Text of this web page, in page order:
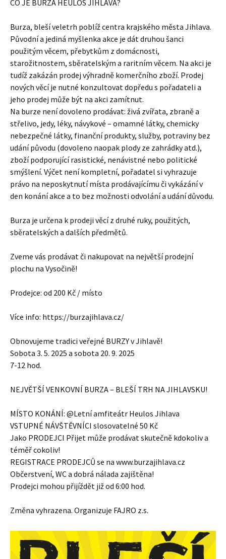
CO JE BURZA HEULOS JIHLAVA?
Burza, bleší veletrh poblíž centra krajského města Jihlava.
Původní a jediná myšlenka akce je dát druhou šanci
použitým věcem, přebytkům z domácnosti,
starožitnostem, sběratelským a raritním věcem. Na akci je
tudíž zakázán prodej výhradně komerčního zboží. Prodej
nových věcí je nutné konzultovat dopředu s pořadateli a
jeho prodej může být na akci zamítnut.
Na burze není dovoleno prodávat: živá zvířata, zbraně a
střelivo, jedy, léky, návykové – omamné látky, chemicky
nebezpečné látky, finanční produkty, služby, potraviny bez
udání původu (dovoleno naopak plody ze zahrádky atd.),
zboží podporující rasistické, nenávistné nebo politické
smýšlení. Výčet není kompletní, pořadatel si vyhrazuje
právo na neposkytnutí místa prodávajícímu či vykázání v
den konání akce a to bez možnosti odvolání a udání důvodu.
Burza je určena k prodeji věcí z druhé ruky, použitých,
sběratelských a dalších předmětů.
Zveme vás prodávat či nakupovat na největší prodejní
plochu na Vysočině!
Prodejce: od 200 Kč / místo
Více info: https://burzajihlava.cz/
Obnovujeme tradici veřejné BURZY v Jihlavě!
Sobota 3. 5. 2025 a sobota 20. 9. 2025
7-12 hod.
NEJVĚTŠÍ VENKOVNÍ BURZA – BLEŠÍ TRH NA JIHLAVSKU!
MÍSTO KONÁNÍ: @Letní amfiteátr Heulos Jihlava
VSTUPNÉ NÁVŠTĚVNÍCI slosovatelné 50 Kč
Jako PRODEJCI Přijet může prodávat skutečně kdokoliv a
téměř cokoliv!
REGISTRACE PRODEJCŮ se na www.burzajihlava.cz
Občerstvení, WC a dobrá nálada zajištěna!
Prodejci mohou přijíždět již od 6:00 hod.
Změna vyhrazena. Organizuje FAJRO z.s.